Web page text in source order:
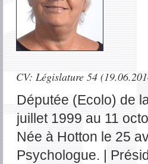
CV: Législature 54
Députée (Ecolo) de
juillet 1999 au 11
Née à Hotton le 25
Psychologue. |